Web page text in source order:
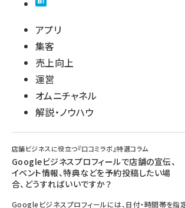
アプリ
集客
売上向上
運営
オムニチャネル
解説・ノウハウ
店舗ビジネスに役立つ『口コミラボ』特選コラム
Googleビジネスプロフィールで店舗の宣伝、
イベント情報、特典などを予約投稿したい場
合、どうすればいいですか？
Googleビジネスプロフィールには、日付・時間帯を指